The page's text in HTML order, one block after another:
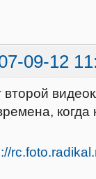
09-12
второй
когда